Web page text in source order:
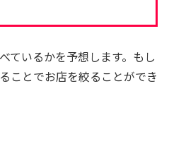
ているかを予想します。もし
ことでお店を絞ることができ